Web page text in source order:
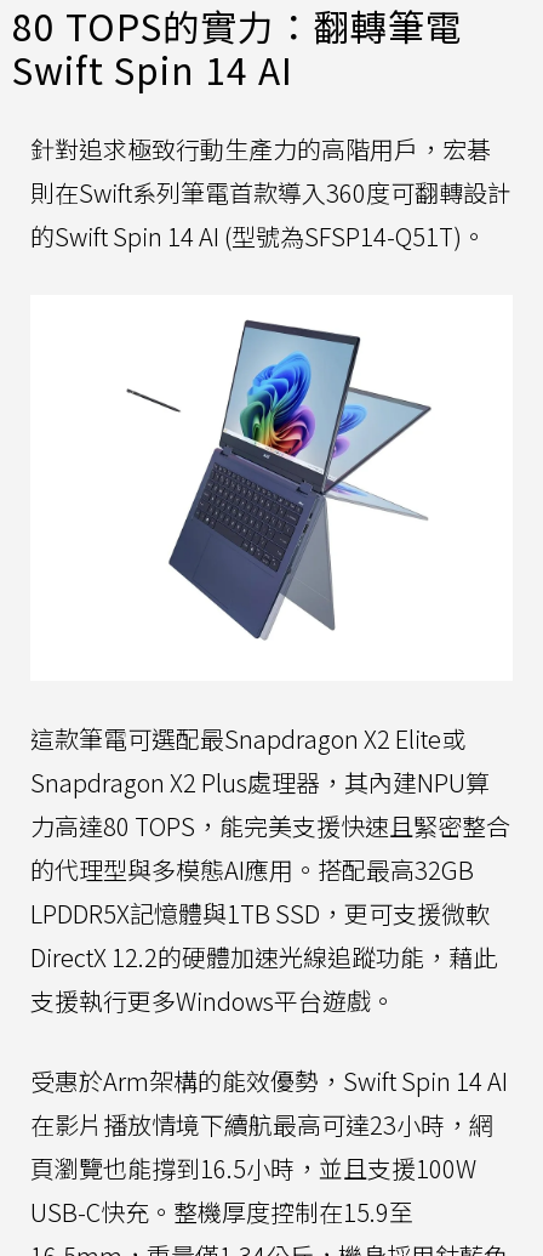
80 TOPS的實力：翻轉筆電
Swift Spin 14 AI
針對追求極致行動生產力的高階用戶，宏碁
則在Swift系列筆電首款導入360度可翻轉設計
的Swift Spin 14 AI (型號為SFSP14-Q51T)。
這款筆電可選配最Snapdragon X2 Elite或
Snapdragon X2 Plus處理器，其內建NPU算
力高達80 TOPS，能完美支援快速且緊密整合
的代理型與多模態AI應用。搭配最高32GB
LPDDR5X記憶體與1TB SSD，更可支援微軟
DirectX 12.2的硬體加速光線追蹤功能，藉此
支援執行更多Windows平台遊戲。
受惠於Arm架構的能效優勢，Swift Spin 14 AI
在影片播放情境下續航最高可達23小時，網
頁瀏覽也能撐到16.5小時，並且支援100W
USB-C快充。整機厚度控制在15.9至